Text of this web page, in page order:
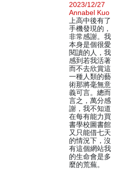
2023/12/27
Annabel Kuo
上高中後有了
手機發現的，
非常感謝。我
本身是個很愛
閱讀的人，我
感到若我活著
而不去欣賞這
一種人類的藝
術那將毫無意
義可言。總而
言之，萬分感
謝，我不知道
在每有能力買
書學校圖書館
又只能借七天
的情況下，沒
有這個網站我
的生命會是多
麼的荒蕪。